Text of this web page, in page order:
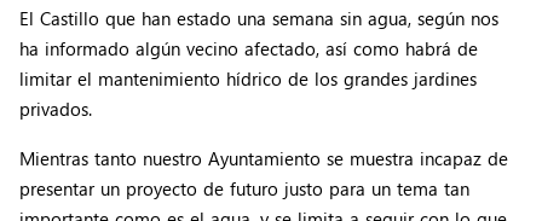
El Castillo que han estado una semana sin agua, según nos
ha informado algún vecino afectado, así como habrá de
limitar el mantenimiento hídrico de los grandes jardines
privados.
Mientras tanto nuestro Ayuntamiento se muestra incapaz de
presentar un proyecto de futuro justo para un tema tan